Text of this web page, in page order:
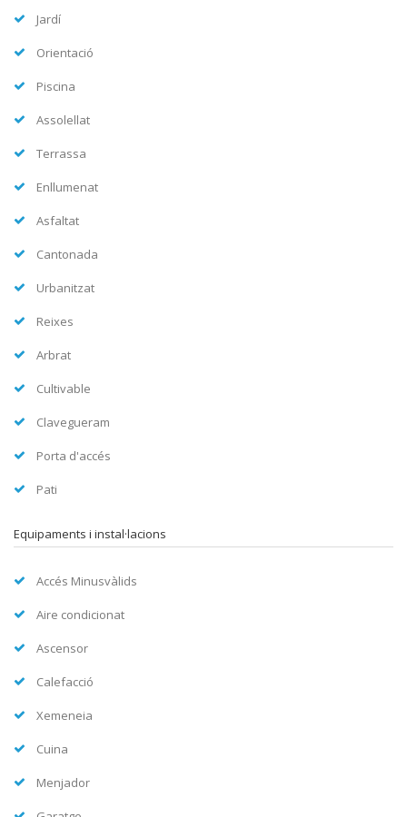
Jardí
Orientació
Piscina
Assolellat
Terrassa
Enllumenat
Asfaltat
Cantonada
Urbanitzat
Reixes
Arbrat
Cultivable
Clavegueram
Porta d'accés
Pati
Equipaments i instal·lacions
Accés Minusvàlids
Aire condicionat
Ascensor
Calefacció
Xemeneia
Cuina
Menjador